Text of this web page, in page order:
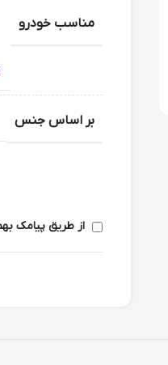
مناسب خودرو
بر اساس جنس
از طریق پیامک